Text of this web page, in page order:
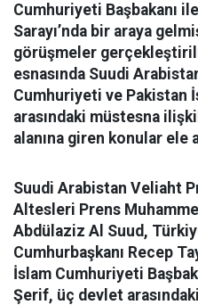
Cumhuriyeti Başbakanı
Sarayı’nda bir araya
görüşmeler
esnasında Suudi
Cumhuriyeti ve Pakistan
arasındaki müstesna
alanına giren konular ele
Suudi Arabistan Veliaht
Altesleri Prens
Abdülaziz Al Suud,
Cumhurbaşkanı Recep
İslam Cumhuriyeti
Şerif, üç devlet